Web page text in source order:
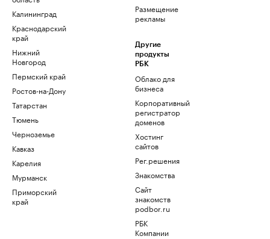
Калининград
Краснодарский
край
Нижний
Новгород
Пермский край
Ростов-на-Дону
Татарстан
Тюмень
Черноземье
Кавказ
Карелия
Мурманск
Приморский
край
Размещение
рекламы
Другие
продукты
РБК
Облако для
бизнеса
Корпоративный
регистратор
доменов
Хостинг
сайтов
Рег.решения
Знакомства
Сайт
знакомств
podbor.ru
РБК
Компании